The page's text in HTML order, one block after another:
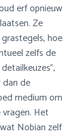
erf opnieuw
Ze
hoe
zelfs de
de
medium om
Het
Nobian zelf